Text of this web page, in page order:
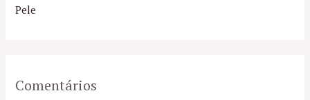
r
Pele
Comentários